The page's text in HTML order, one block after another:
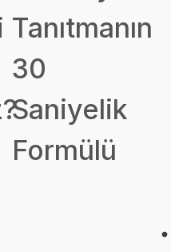
Tanıtmanın
30
Saniyelik
Formülü